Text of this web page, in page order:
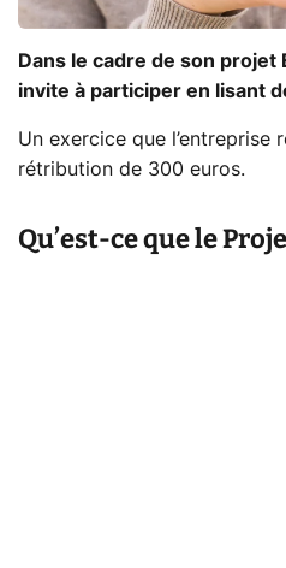
Dans le cadre de son projet
invite à participer en lisant
Un exercice que l’entreprise
rétribution de 300 euros.
Qu’est-ce que le